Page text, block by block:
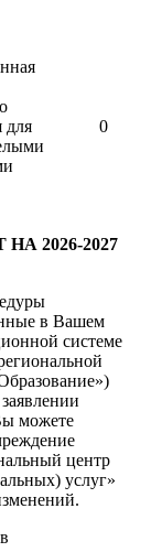
для
0
2026-2027
в Вашем
системе
можете
центр
услуг»